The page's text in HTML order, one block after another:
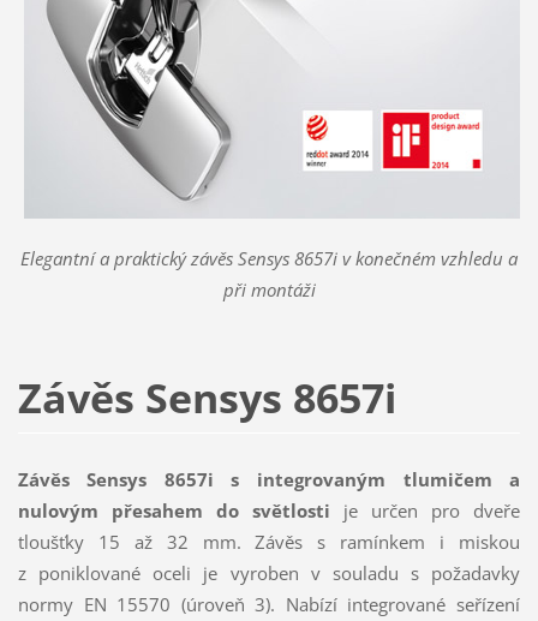
Elegantní a praktický závěs Sensys 8657i v konečném vzhledu a
při montáži
Závěs Sensys 8657i
Závěs Sensys 8657i s integrovaným tlumičem a
nulovým přesahem do světlosti je určen pro dveře
tloušťky 15 až 32 mm. Závěs s ramínkem i miskou
z poniklované oceli je vyroben v souladu s požadavky
normy EN 15570 (úroveň 3). Nabízí integrované seřízení